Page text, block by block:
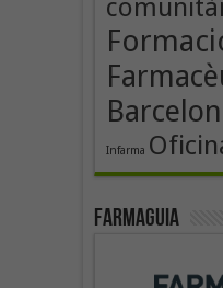
Infarma
Farmaguia